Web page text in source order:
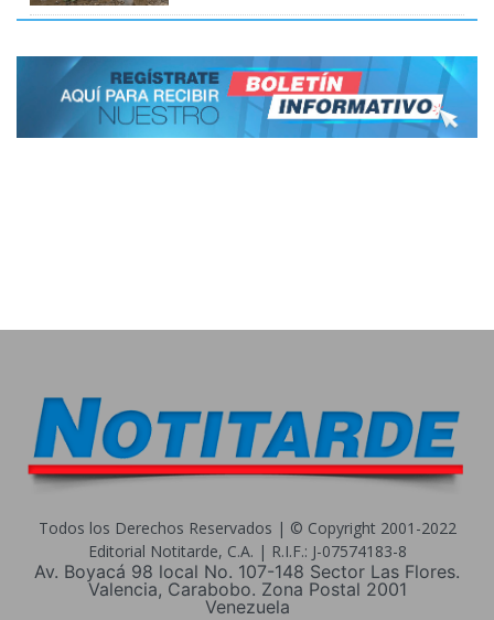
Todos los Derechos Reservados | © Copyright 2001-2022
Editorial Notitarde, C.A. | R.I.F.: J-07574183-8
Av. Boyacá 98 local No. 107-148 Sector Las Flores.
Valencia, Carabobo. Zona Postal 2001
Venezuela